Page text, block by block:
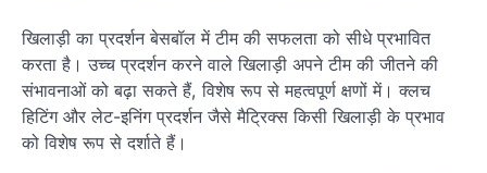
खिलाड़ी का प्रदर्शन बेसबॉल में टीम की सफलता को सीधे प्रभावित
करता है। उच्च प्रदर्शन करने वाले खिलाड़ी अपने टीम की जीतने की
संभावनाओं को बढ़ा सकते हैं, विशेष रूप से महत्वपूर्ण क्षणों में। क्लच
हिटिंग और लेट-इनिंग प्रदर्शन जैसे मैट्रिक्स किसी खिलाड़ी के प्रभाव
को विशेष रूप से दर्शाते हैं।